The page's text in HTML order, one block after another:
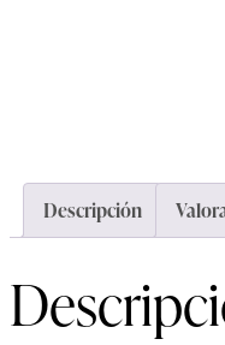
Descripción